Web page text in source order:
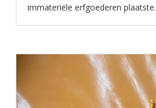
immateriële erfgoederen plaatste.